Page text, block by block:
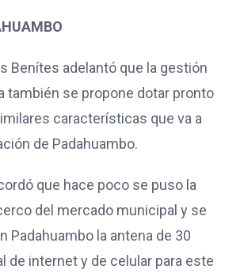
Benítes adelantó que la gestión
también se propone dotar pronto
características que va a
de Padahuambo.
que hace poco se puso la
del mercado municipal y se
Padahuambo la antena de 30
de internet y de celular para este